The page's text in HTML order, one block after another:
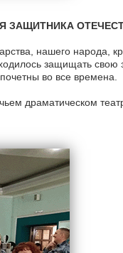
ЗАЩИТНИКА
нашего народа,
защищать свою
во все времена.
драматическом